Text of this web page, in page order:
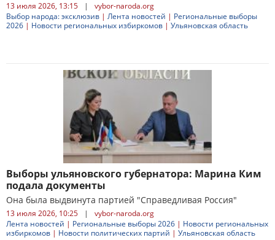
13 июля 2026, 13:15 |
vybor-naroda.org
Выбор народа: эксклюзив | Лента новостей | Региональные выборы
2026 | Новости региональных избиркомов | Ульяновская область
Выборы ульяновского губернатора: Марина Ким
подала документы
Она была выдвинута партией "Справедливая Россия"
13 июля 2026, 10:25 |
vybor-naroda.org
Лента новостей | Региональные выборы 2026 | Новости региональных
избиркомов | Новости политических партий | Ульяновская область